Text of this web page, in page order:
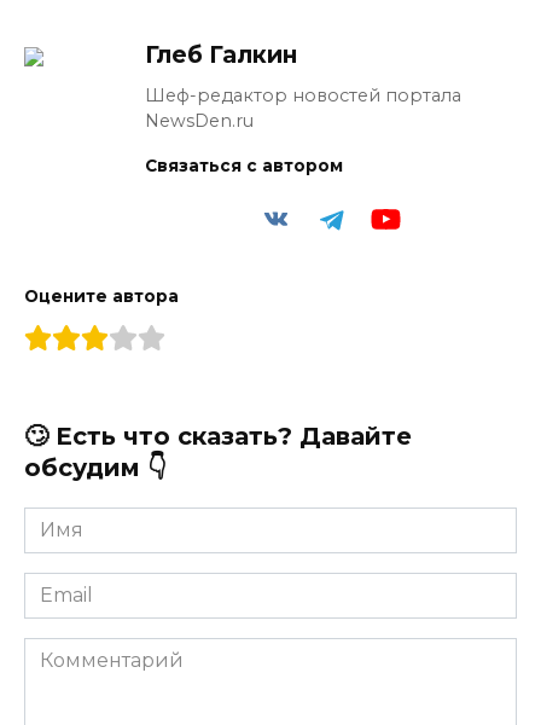
Глеб Галкин
Шеф-редактор новостей портала
NewsDen.ru
Связаться с автором
Оцените автора
🙄 Есть что сказать? Давайте
обсудим 👇
Имя
*
Email
*
Комментарий